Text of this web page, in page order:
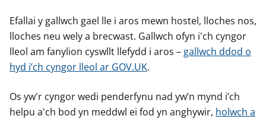
Efallai y gallwch gael lle i aros mewn hostel, lloches nos,
lloches neu wely a brecwast. Gallwch ofyn i'ch cyngor
lleol am fanylion cyswllt llefydd i aros – gallwch ddod o
hyd i’ch cyngor lleol ar GOV.UK.
Os yw'r cyngor wedi penderfynu nad yw’n mynd i’ch
helpu a'ch bod yn meddwl ei fod yn anghywir, holwch a